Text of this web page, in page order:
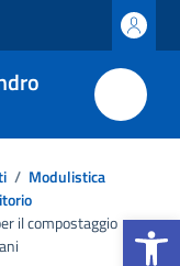
/ Modulistica
il compostaggio
Apri la